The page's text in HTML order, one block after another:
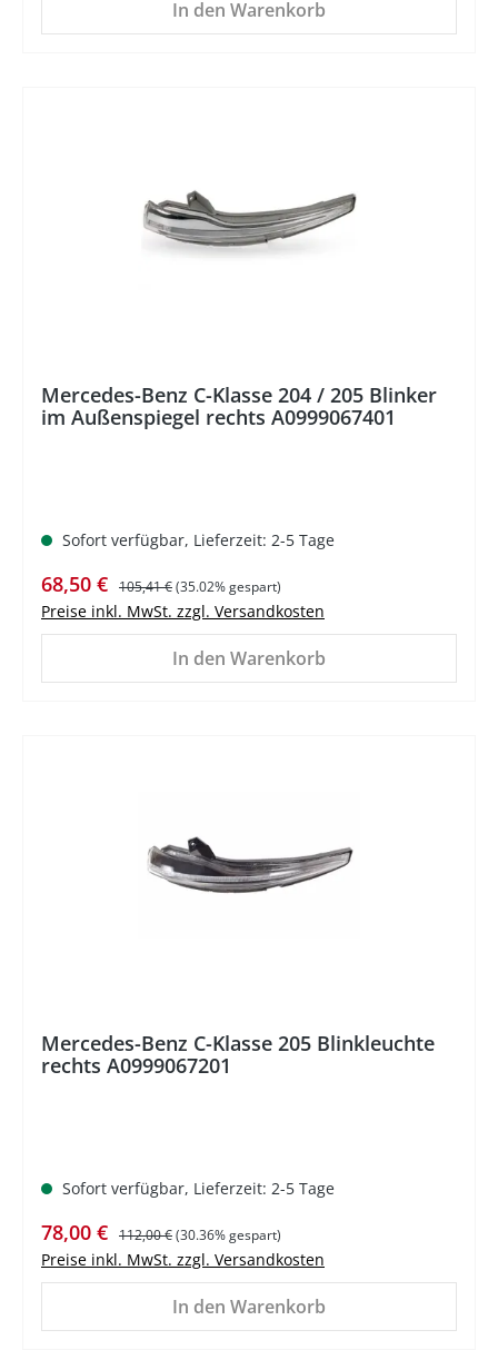
In den Warenkorb
Mercedes-Benz C-Klasse 204 / 205 Blinker
im Außenspiegel rechts A0999067401
Sofort verfügbar, Lieferzeit: 2-5 Tage
Verkaufspreis:
68,50 € Regulärer Preis:
105,41 €(35.02% gespart)
Preise inkl. MwSt. zzgl. Versandkosten
In den Warenkorb
Mercedes-Benz C-Klasse 205 Blinkleuchte
rechts A0999067201
Sofort verfügbar, Lieferzeit: 2-5 Tage
Verkaufspreis:
78,00 € Regulärer Preis:
112,00 €(30.36% gespart)
Preise inkl. MwSt. zzgl. Versandkosten
In den Warenkorb